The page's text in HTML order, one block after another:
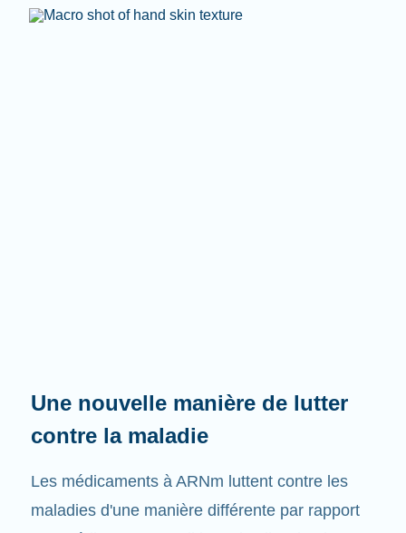
Une nouvelle manière de lutter
contre la maladie
Les médicaments à ARNm luttent contre les
maladies d'une manière différente par rapport